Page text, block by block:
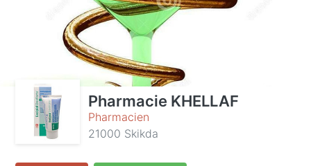
Pharmacie KHELLAF
Pharmacien
21000 Skikda